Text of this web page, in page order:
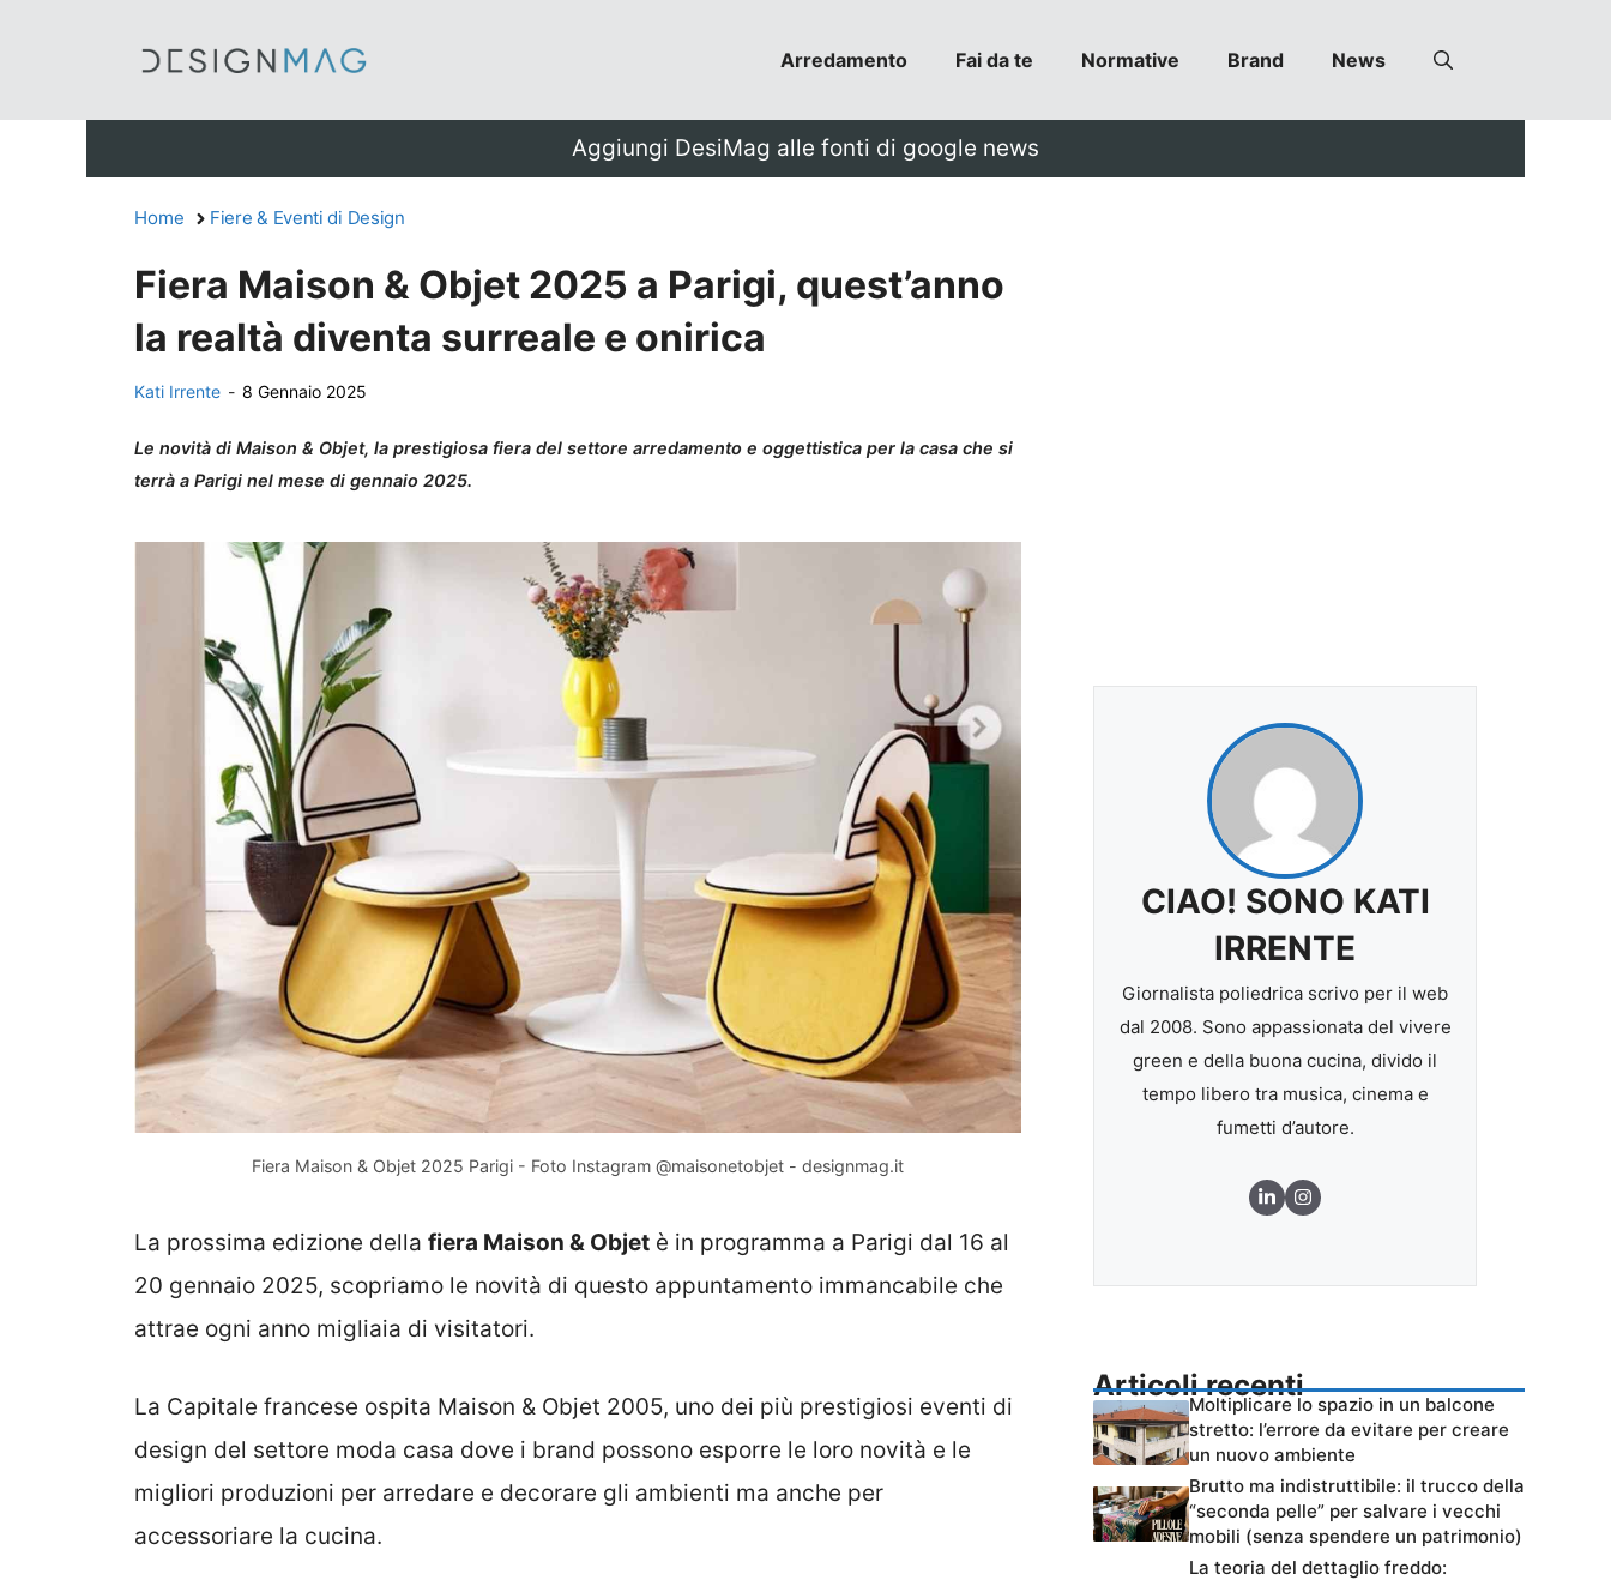
Arredamento Fai da te Normative Brand News
Aggiungi DesiMag alle fonti di google news
Home Fiere & Eventi di Design
Fiera Maison & Objet 2025 a Parigi, quest’anno
la realtà diventa surreale e onirica
Kati Irrente - 8 Gennaio 2025
Le novità di Maison & Objet, la prestigiosa fiera del settore arredamento e oggettistica per la casa che si
terrà a Parigi nel mese di gennaio 2025.
Fiera Maison & Objet 2025 Parigi - Foto Instagram @maisonetobjet - designmag.it
La prossima edizione della fiera Maison & Objet è in programma a Parigi dal 16 al
20 gennaio 2025, scopriamo le novità di questo appuntamento immancabile che
attrae ogni anno migliaia di visitatori.
La Capitale francese ospita Maison & Objet 2005, uno dei più prestigiosi eventi di
design del settore moda casa dove i brand possono esporre le loro novità e le
migliori produzioni per arredare e decorare gli ambienti ma anche per
accessoriare la cucina.
CIAO! SONO KATI
IRRENTE
Giornalista poliedrica scrivo per il web
dal 2008. Sono appassionata del vivere
green e della buona cucina, divido il
tempo libero tra musica, cinema e
fumetti d’autore.
Articoli recenti
Moltiplicare lo spazio in un balcone
stretto: l’errore da evitare per creare
un nuovo ambiente
Brutto ma indistruttibile: il trucco della
“seconda pelle” per salvare i vecchi
mobili (senza spendere un patrimonio)
La teoria del dettaglio freddo: